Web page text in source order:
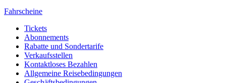
Fahrscheine
Tickets
Abonnements
Rabatte und Sondertarife
Verkaufsstellen
Kontaktloses Bezahlen
Allgemeine Reisebedingungen